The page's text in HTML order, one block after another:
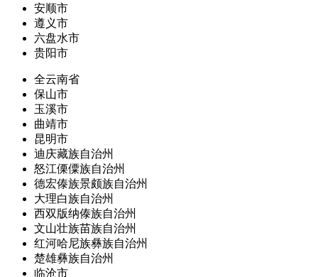
安顺市
遵义市
六盘水市
贵阳市
全云南省
保山市
玉溪市
曲靖市
昆明市
迪庆藏族自治州
怒江傈僳族自治州
德宏傣族景颇族自治州
大理白族自治州
西双版纳傣族自治州
文山壮族苗族自治州
红河哈尼族彝族自治州
楚雄彝族自治州
临沧市